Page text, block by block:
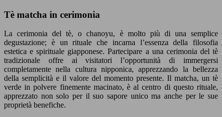
Tè matcha in cerimonia
La cerimonia del tè, o chanoyu, è molto più di una semplice
degustazione; è un rituale che incarna l’essenza della filosofia
estetica e spirituale giapponese. Partecipare a una cerimonia del tè
tradizionale offre ai visitatori l’opportunità di immergersi
completamente nella cultura nipponica, apprezzando la bellezza
della semplicità e il valore del momento presente. Il matcha, un tè
verde in polvere finemente macinato, è al centro di questo rituale,
apprezzato non solo per il suo sapore unico ma anche per le sue
proprietà benefiche.